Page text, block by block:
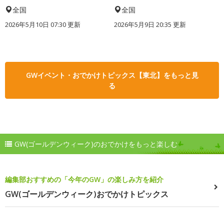
全国
2026年5月10日 07:30 更新
全国
2026年5月9日 20:35 更新
GWイベント・おでかけトピックス【東北】をもっと見
る
GW(ゴールデンウィーク)のおでかけをもっと楽しむ
編集部おすすめの「今年のGW」の楽しみ方を紹介
GW(ゴールデンウィーク)おでかけトピックス